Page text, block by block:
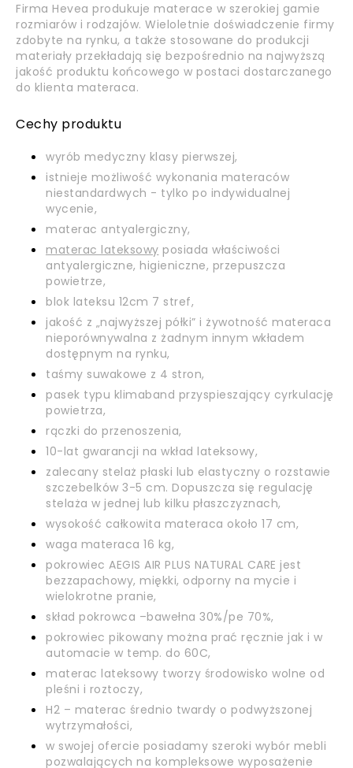
Firma Hevea produkuje materace w szerokiej gamie
rozmiarów i rodzajów. Wieloletnie doświadczenie firmy
zdobyte na rynku, a także stosowane do produkcji
materiały przekładają się bezpośrednio na najwyższą
jakość produktu końcowego w postaci dostarczanego
do klienta materaca.
Cechy produktu
wyrób medyczny klasy pierwszej,
istnieje możliwość wykonania materaców
niestandardwych - tylko po indywidualnej
wycenie,
materac antyalergiczny,
materac lateksowy posiada właściwości
antyalergiczne, higieniczne, przepuszcza
powietrze,
blok lateksu 12cm 7 stref,
jakość z „najwyższej półki” i żywotność materaca
nieporównywalna z żadnym innym wkładem
dostępnym na rynku,
taśmy suwakowe z 4 stron,
pasek typu klimaband przyspieszający cyrkulację
powietrza,
rączki do przenoszenia,
10-lat gwarancji na wkład lateksowy,
zalecany stelaż płaski lub elastyczny o rozstawie
szczebelków 3-5 cm. Dopuszcza się regulację
stelaża w jednej lub kilku płaszczyznach,
wysokość całkowita materaca około 17 cm,
waga materaca 16 kg,
pokrowiec AEGIS AIR PLUS NATURAL CARE jest
bezzapachowy, miękki, odporny na mycie i
wielokrotne pranie,
skład pokrowca –bawełna 30%/pe 70%,
pokrowiec pikowany można prać ręcznie jak i w
automacie w temp. do 60C,
materac lateksowy tworzy środowisko wolne od
pleśni i roztoczy,
H2 – materac średnio twardy o podwyższonej
wytrzymałości,
w swojej ofercie posiadamy szeroki wybór mebli
pozwalających na kompleksowe wyposażenie